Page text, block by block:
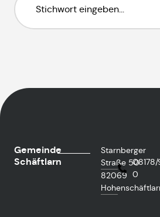
Gemeinde
Schäftlarn
Starnberger
Straße 50
82069 0